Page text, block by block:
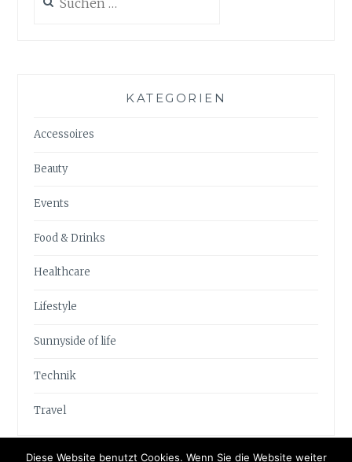
nach:
KATEGORIEN
Accessoires
Beauty
Events
Food & Drinks
Healthcare
Lifestyle
Sunnyside of life
Technik
Travel
Diese Website benutzt Cookies. Wenn Sie die Website weiter